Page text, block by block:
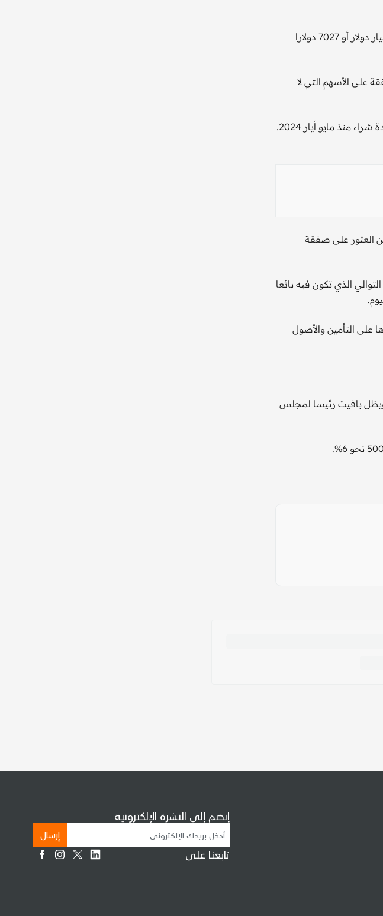
وزاد ‌صافي ⁠الربح، بما ​في ⁠ذلك الربح من استثمارات الأسهم العادية، بأكثر من الضعف ليصل إلى 10.1 مليار دولار أو 7027 دولارا
على الأسهم التي لا
وقالت بيركشير إنها أعادت شراء ⁠234 مليون دولار من أسهمها الخاصة خلال الربع، ‌وهي أول عمليات إعادة شراء ‌منذ مايو أيار 2024.
عن العثور على صفقة
على التوالي الذي تكون فيه بائعا
على التأمين والأصول
ويظل بافيت رئيسا لمجلس
إنضم إلى النشرة الإلكترونية
إرسال
تابعنا على